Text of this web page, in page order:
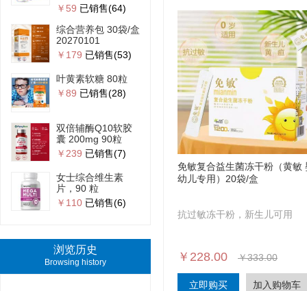
￥59 已销售(64)
综合营养包 30袋/盒
20270101
￥179 已销售(53)
叶黄素软糖 80粒
￥89 已销售(28)
双倍辅酶Q10软胶
囊 200mg 90粒
￥239 已销售(7)
女士综合维生素
片，90 粒
￥110 已销售(6)
浏览历史
Browsing history
免敏复合益生菌冻干粉（黄敏
幼儿专用）20袋/盒
抗过敏冻干粉，新生儿可用
￥228.00 ￥333.00
立即购买 加入购物车